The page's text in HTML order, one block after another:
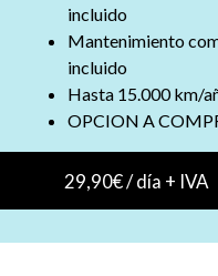
incluido
Mantenimiento
incluido
Hasta 15.000 km/
OPCION A
29,90€ / día + IVA